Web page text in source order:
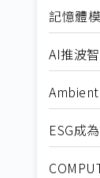
記憶體
AI推波
ESG成